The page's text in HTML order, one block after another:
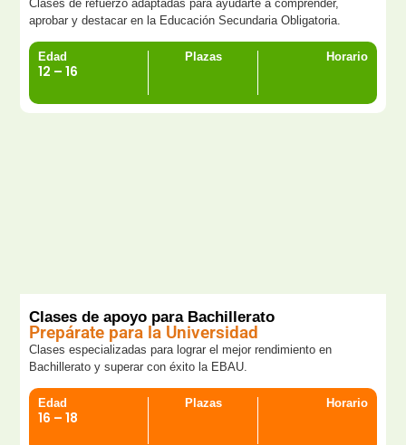
Clases de refuerzo adaptadas para ayudarte a comprender,
aprobar y destacar en la Educación Secundaria Obligatoria.
Edad
12 – 16
Plazas Horario
Clases de apoyo para Bachillerato
Prepárate para la Universidad
Clases especializadas para lograr el mejor rendimiento en
Bachillerato y superar con éxito la EBAU.
Edad
16 – 18
Plazas Horario